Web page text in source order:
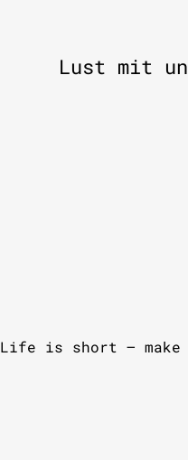
Lust mit
Life is short –